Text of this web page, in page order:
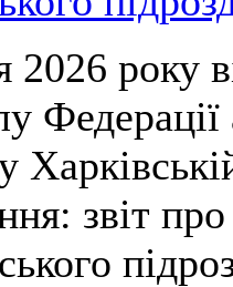
2026 року
звіт